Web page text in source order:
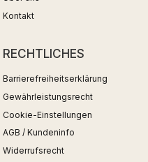
Kontakt
RECHTLICHES
Barrierefreiheitserklärung
Gewährleistungsrecht
Cookie-Einstellungen
AGB / Kundeninfo
Widerrufsrecht